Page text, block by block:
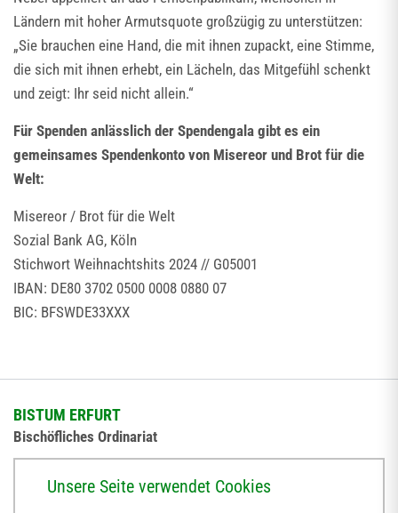
Ländern mit hoher Armutsquote großzügig zu unterstützen:
„Sie brauchen eine Hand, die mit ihnen zupackt, eine Stimme,
die sich mit ihnen erhebt, ein Lächeln, das Mitgefühl schenkt
und zeigt: Ihr seid nicht allein.“
Für Spenden anlässlich der Spendengala gibt es ein
gemeinsames Spendenkonto von Misereor und Brot für die
Welt:
Misereor / Brot für die Welt
Sozial Bank AG, Köln
Stichwort Weihnachtshits 2024 // G05001
IBAN: DE80 3702 0500 0008 0880 07
BIC: BFSWDE33XXX
BISTUM ERFURT
Bischöfliches Ordinariat
Unsere Seite verwendet Cookies